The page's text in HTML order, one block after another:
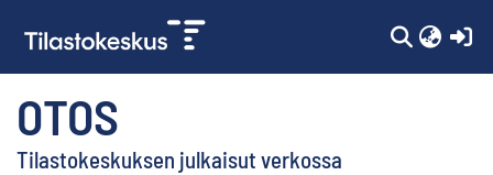
OTOS
Tilastokeskuksen julkaisut verkossa